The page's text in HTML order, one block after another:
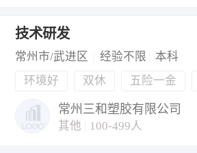
技术研发
常州市/武进区
经验不限 本科
环境好 双休 五险一金
常州三和塑胶有限公司
其他 100-499人